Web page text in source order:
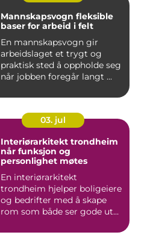
Mannskapsvogn fleksible
baser for arbeid i felt
En mannskapsvogn gir
arbeidslaget et trygt og
praktisk sted å oppholde seg
når jobben foregår langt ...
03. jul
Interiørarkitekt trondheim
når funksjon og
personlighet møtes
En interiørarkitekt
trondheim hjelper boligeiere
og bedrifter med å skape
rom som både ser gode ut